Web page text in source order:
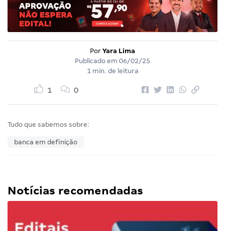
Por Yara Lima
Publicado em 06/02/25
1 min. de leitura
1 0
Tudo que sabemos sobre:
banca em definição
Notícias recomendadas